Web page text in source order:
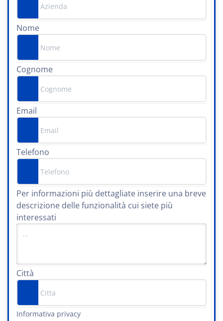
Nome
Cognome
Email
Telefono
Per informazioni più dettagliate inserire una breve
descrizione delle funzionalità cui siete più
interessati
Città
Informativa privacy